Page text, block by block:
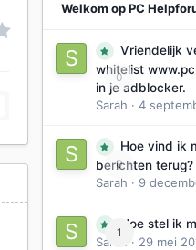
Welkom op PC
0
Vriendelijk
whitelist
in je adblocker.
Sarah · 4
0
Hoe vind ik
berichten terug?
Sarah · 9
1
Hoe stel ik
Sarah
· 29 mei